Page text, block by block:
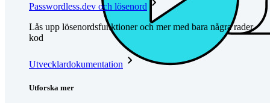
Passwordless.dev och lösenord
Lås upp lösenordsfunktioner och mer med bara några rader
kod
Utvecklardokumentation
Utforska mer